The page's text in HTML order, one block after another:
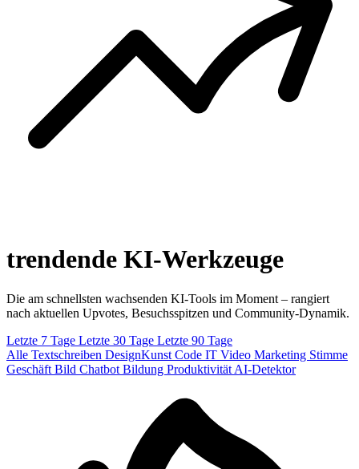
trendende KI-Werkzeuge
Die am schnellsten wachsenden KI-Tools im Moment – rangiert
nach aktuellen Upvotes, Besuchsspitzen und Community-Dynamik.
Letzte 7 Tage Letzte 30 Tage Letzte 90 Tage
Alle Textschreiben DesignKunst Code IT Video Marketing Stimme
Geschäft Bild Chatbot Bildung Produktivität AI-Detektor